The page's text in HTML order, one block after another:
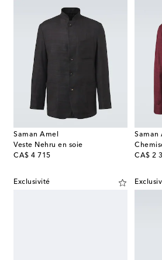
Saman Amel
Veste Nehru en soie
CA$ 4 715
original price
Saman
CA$ 2
original
Exclusivité